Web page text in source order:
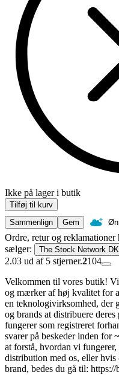
Ikke på lager i butik
Tilføj til kurv
Sammenlign
Gem
Ordre, retur og
sælger:
The Stock Network DK
2.03 ud af 5 stjerner.2104
Velkommen til vores butik!
og mærker af høj kvalitet for
en teknologivirksomhed, der
og brands at distribuere
fungerer som registreret
svarer på beskeder inden for
at forstå, hvordan vi
distribution med os, eller hvis
brand, bedes du gå til: